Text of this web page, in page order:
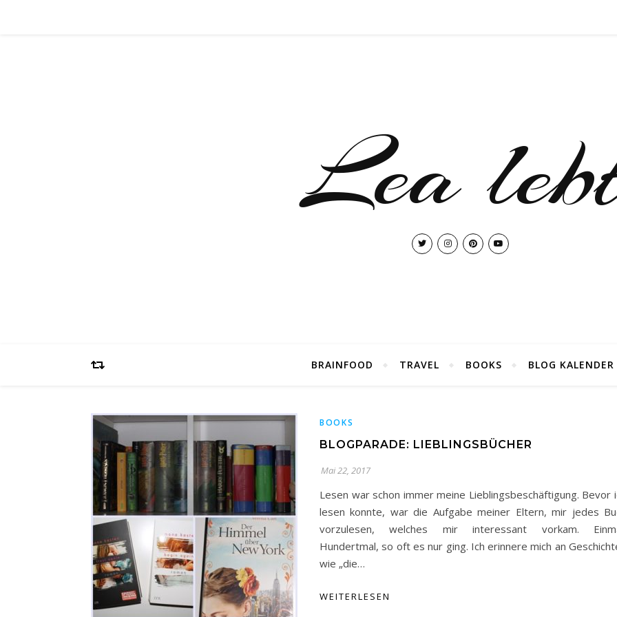
Lea
BRAINFOOD TRAVEL BOOKS BLOG KALENDER
BOOKS
BLOGPARADE: LIEBLINGSBÜCHER
Mai 22, 2017
Lesen war schon immer meine Lieblingsbeschäftigung. Bevor
lesen konnte, war die Aufgabe meiner Eltern, mir jedes
vorzulesen, welches mir interessant vorkam.
Hundertmal, so oft es nur ging. Ich erinnere mich an
wie „die…
WEITERLESEN